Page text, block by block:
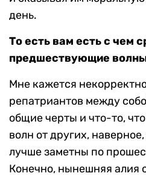
день.
То есть вам есть с чем
предшествующие
Мне кажется
репатриантов между
общие черты и что-то,
волн от других,
лучше заметны по
Конечно, нынешняя алия